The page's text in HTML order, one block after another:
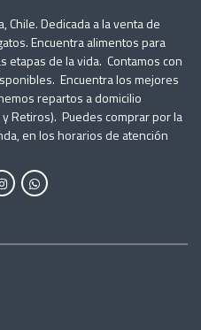
Chile. Dedicada a la venta de
Encuentra alimentos para
etapas de la vida. Contamos con
Encuentra los mejores
repartos a domicilio
Retiros). Puedes comprar por la
en los horarios de atención